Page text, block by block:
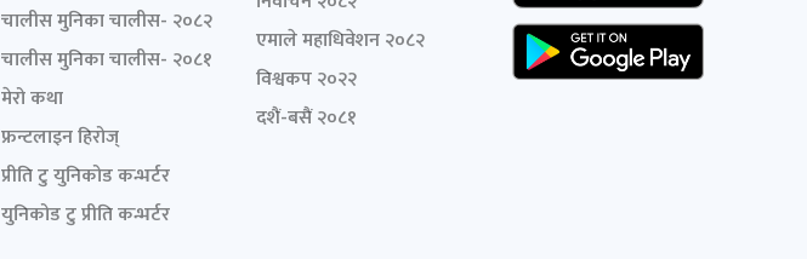
चालीस मुनिका चालीस- २०८२
चालीस मुनिका चालीस- २०८१
मेरो कथा
फ्रन्टलाइन हिरोज्
प्रीति टु युनिकोड कन्भर्टर
युनिकोड टु प्रीति कन्भर्टर
एमाले महाधिवेशन २०८२
विश्वकप २०२२
दशैं-बसैं २०८१